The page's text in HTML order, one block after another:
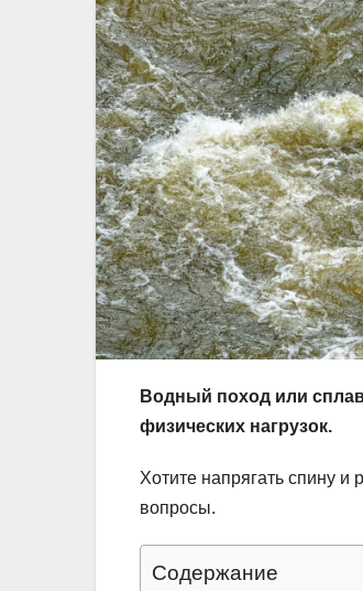
Водный поход или
физических нагрузок.
Хотите напрягать спину
вопросы.
Содержание